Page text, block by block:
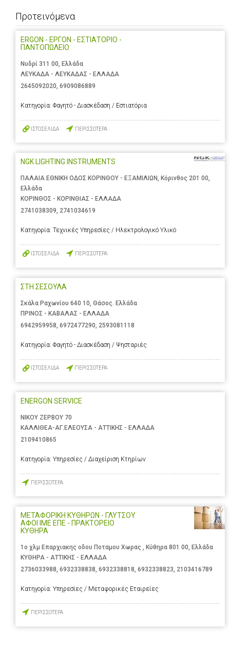
Προτεινόμενα
ERGON - ΕΡΓΟΝ - ΕΣΤΙΑΤΟΡΙΟ -
ΠΑΝΤΟΠΩΛΕΙΟ
Νυδρί 311 00, Ελλάδα
ΛΕΥΚΑΔΑ - ΛΕΥΚΑΔΑΣ - ΕΛΛΑΔΑ
2645092020, 6909086889
Κατηγορία: Φαγητό - Διασκέδαση / Εστιατόρια
ΙΣΤΟΣΕΛΙΔΑ ΠΕΡΙΣΣΟΤΕΡΑ
NGK LIGHTING INSTRUMENTS
ΠΑΛΑΙΑ ΕΘΝΙΚΗ ΟΔΟΣ ΚΟΡΙΝΘΟΥ - ΕΞΑΜΙΛΙΩΝ, Κόρινθος 201 00,
Ελλάδα
ΚΟΡΙΝΘΟΣ - ΚΟΡΙΝΘΙΑΣ - ΕΛΛΑΔΑ
2741038309, 2741034619
Κατηγορία: Τεχνικές Υπηρεσίες / Ηλεκτρολογικό Υλικό
ΙΣΤΟΣΕΛΙΔΑ ΠΕΡΙΣΣΟΤΕΡΑ
ΣΤΗ ΣΕΣΟΥΛΑ
Σκάλα Ραχωνίου 640 10, Θάσος. Ελλάδα
ΠΡΙΝΟΣ - ΚΑΒΑΛΑΣ - ΕΛΛΑΔΑ
6942959958 6972477290 2593081118
Κατηγορία: Φαγητό - Διασκέδαση / Ψησταριές
ΙΣΤΟΣΕΛΙΔΑ ΠΕΡΙΣΣΟΤΕΡΑ
ENERGON SERVICE
ΝΙΚΟΥ ΖΕΡΒΟΥ 70
ΚΑΛΛΙΘΕΑ-ΑΓ.ΕΛΕΟΥΣΑ - ΑΤΤΙΚΗΣ - ΕΛΛΑΔΑ
2109410865
Κατηγορία: Υπηρεσίες / Διαχείριση Κτηρίων
ΠΕΡΙΣΣΟΤΕΡΑ
ΜΕΤΑΦΟΡΙΚΗ ΚΥΘΗΡΩΝ - ΓΛΥΤΣΟΥ
ΑΦΟΙ ΙΜΕ ΕΠΕ - ΠΡΑΚΤΟΡΕΙΟ
ΚΥΘΗΡΑ
1ο χλμ Επαρχιακης οδου Ποταμου Χωρας , Κύθηρα 801 00, Ελλάδα
ΚΥΘΗΡΑ - ΑΤΤΙΚΗΣ - ΕΛΛΑΔΑ
2736033988, 6932338838, 6932338818, 6932338823, 2103416789
Κατηγορία: Υπηρεσίες / Μεταφορικές Εταιρείες
ΠΕΡΙΣΣΟΤΕΡΑ